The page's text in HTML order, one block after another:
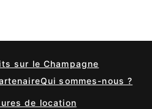
sur le Champagne
Qui sommes-nous ?
de location